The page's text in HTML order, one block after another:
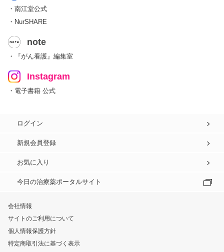
・南江堂公式
・NurSHARE
note
・『がん看護』編集室
Instagram
・電子書籍 公式
ログイン
新規会員登録
お気に入り
今日の治療薬ポータルサイト
会社情報
サイトのご利用について
個人情報保護方針
特定商取引法に基づく表示